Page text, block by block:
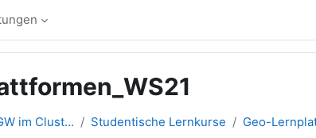
im Clust... Studentische Lernkurse Geo-